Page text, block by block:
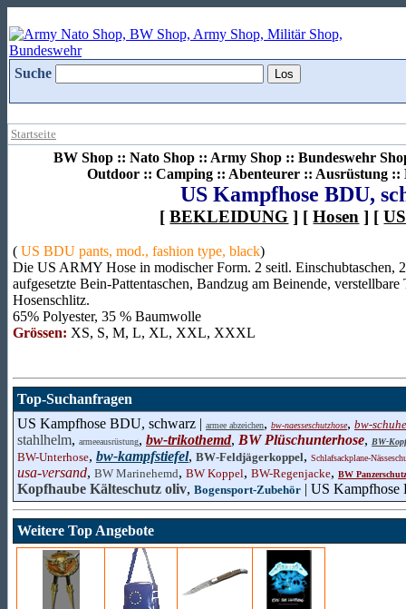
Suche
Startseite
BW Shop :: Nato Shop :: Army Shop :: Bundeswehr
Outdoor :: Camping :: Abenteurer :: Ausrüstung ::
US Kampfhose BDU,
[BEKLEIDUNG ] [Hosen ] [
( US BDU pants, mod., fashion type, black)
Die US ARMY Hose in modischer Form. 2 seitl. Einschubtaschen,
aufgesetzte Bein-Pattentaschen, Bandzug am Beinende,
Hosenschlitz.
65% Polyester, 35 % Baumwolle
Grössen: XS, S, M, L, XL, XXL, XXXL
Top-Suchanfragen
US Kampfhose BDU, schwarz | armee abzeichen, bw-naesseschutzhose, bw-schuhe
stahlhelm, armeeausrüstung, bw-trikothemd, BW Plüschunterhose, BW-
BW-Unterhose, bw-kampfstiefel, BW-Feldjägerkoppel, Schlafsackplane-
usa-versand, BW Marinehemd, BW Koppel, BW-Regenjacke, BW
Kopfhaube Kälteschutz oliv, Bogensport-Zubehör | US
Weitere Top Angebote